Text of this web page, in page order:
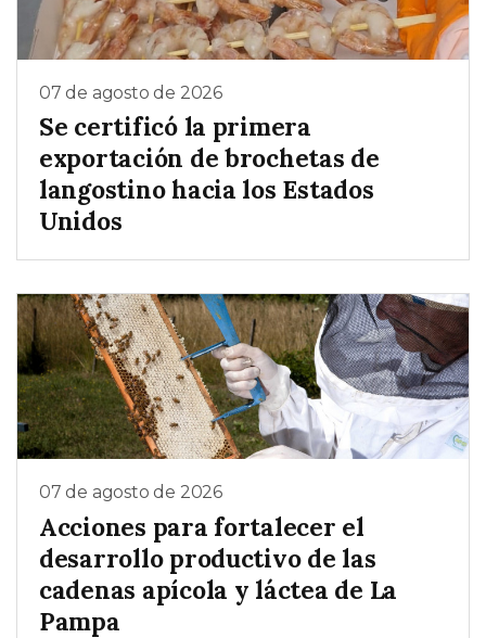
07 de agosto de 2026
Se certificó la primera
exportación de brochetas de
langostino hacia los Estados
Unidos
07 de agosto de 2026
Acciones para fortalecer el
desarrollo productivo de las
cadenas apícola y láctea de La
Pampa